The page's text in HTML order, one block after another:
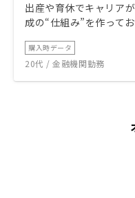
出産や育休でキャリア
成の“仕組み”を作ってお
購入時データ
20代 / 金融機関勤務